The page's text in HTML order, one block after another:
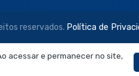
acessar e permanecer no site,
reservados. Política de
do Sistema de Ensino
sem autorização prévia